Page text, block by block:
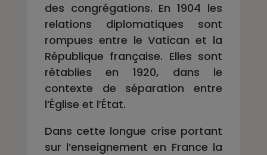
des congrégations. En 1904 les
relations diplomatiques sont
rompues entre le Vatican et la
République française. Elles sont
rétablies en 1920, dans le
contexte de séparation entre
l’Église et l’État.
Dans cette longue crise portant
sur l’enseignement en France la